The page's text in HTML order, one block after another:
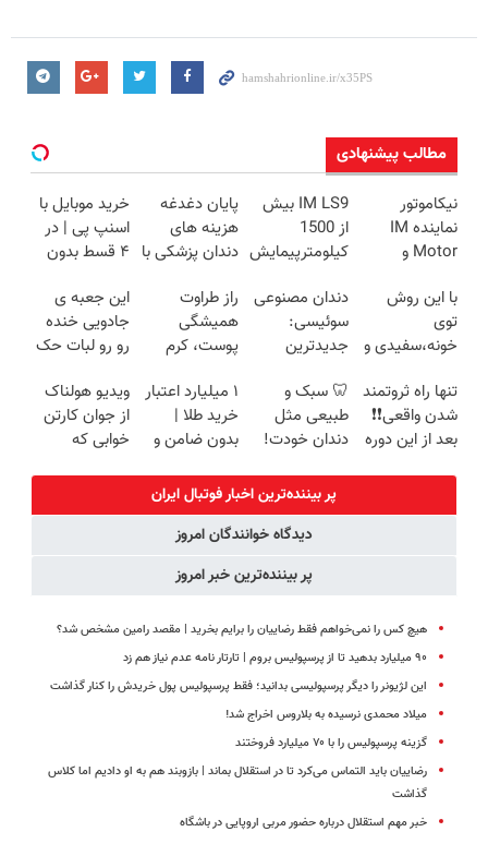
مطالب پیشنهادی
نیکاموتور
نماینده IM
Motor و
ایران
IM LS9 بیش
از 1500
کیلومترپیمایش
پایان دغدغه
هزینه های
دندان پزشکی با
کننده خانگی
خرید موبایل با
اسنپ پی | در
۴ قسط بدون
با این روش
توی
خونه،سفیدی و
برگردون
(40%off)
دندان مصنوعی
سوئیسی:
جدیدترین
سبک و مقاوم |
پرداخت قسطی
راز طراوت
همیشگی
پوست، کرم
با 45%تخفیف
این جعبه ی
جادویی خنده
رو رو لبات حک
خرید40%تخفیف
تنها راه ثروتمند
شدن واقعی❗❗
بعد از این دوره
🦷 سبک و
طبیعی مثل
دندان خودت!
پرداخت
اقساطی 💳 📍
۱ میلیارد اعتبار
خرید طلا |
بدون ضامن و
ویدیو هولناک
از جوان کارتن
خوابی که
پر بیننده‌ترین اخبار فوتبال ايران
دیدگاه خوانندگان امروز
پر بیننده‌ترین خبر امروز
هیچ کس را نمی‌خواهم فقط رضاییان را برایم بخرید | مقصد رامین مشخص شد؟
۹۰ میلیارد بدهید تا از پرسپولیس بروم | تارتار نامه عدم نیاز هم زد
این لژیونر را دیگر پرسپولیسی بدانید؛ فقط پرسپولیس پول خریدش را کنار گذاشت
میلاد محمدی نرسیده به بلاروس اخراج شد!
گزینه پرسپولیس را با ۷۰ میلیارد فروختند
رضاییان باید التماس می‌کرد تا در استقلال بماند | بازوبند هم به او دادیم اما کلاس
گذاشت
خبر مهم استقلال درباره حضور مربی اروپایی در باشگاه